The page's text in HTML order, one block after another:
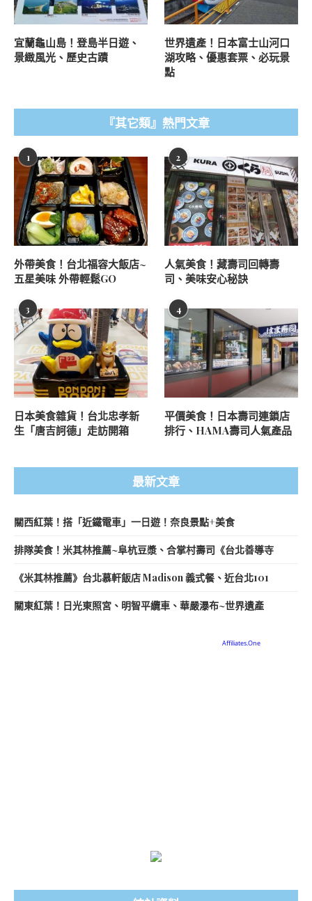
宜蘭龜山島！登島半日遊、
景緻風光、歷史古蹟
世界遺產！日本富士山河口
湖攻略、優惠套票、必玩景
點
『其它類』熱門文章
1
外帶美食！台北福容大飯店~
五星美味 外帶輕鬆GO
2
人氣美食！藏壽司回轉壽
司、美味安心秘訣
3
日本美食雜貨！台北忠孝新
生「唐吉訶德」走訪開箱
4
平價美食！日本壽司連鎖店
排行、HAMA壽司人氣產品
最新文章
關西紅葉！搭「近鐵電車」一日遊！奈良景點+美食
排隊美食！米其林推薦~阜杭豆漿、合掌村壽司《台北善導寺
《米其林推薦》台北慕軒飯店 Madison 義式餐、近台北101
關東紅葉！日光東照宮、明智平纜車、華嚴瀑布~世界遺產